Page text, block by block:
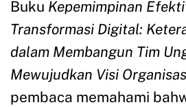
Buku Kepemimpinan
Transformasi Digital:
dalam Membangun Tim
Mewujudkan Visi
pembaca memahami